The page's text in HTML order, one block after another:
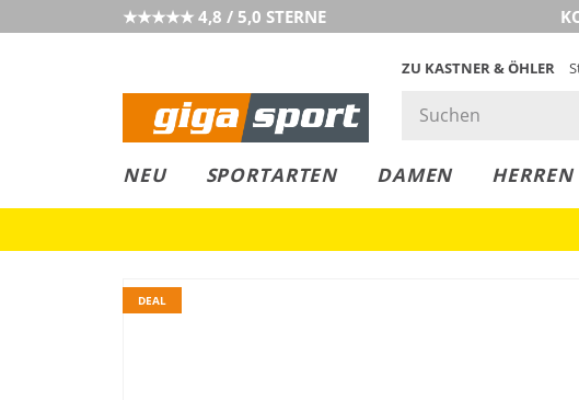
★★★★★ 4,8 / 5,0 STERNE
ZU KASTNER & ÖHLER
NEU SPORTARTEN DAMEN HERREN
LEASING
COLLECT
RESERVE
DEAL